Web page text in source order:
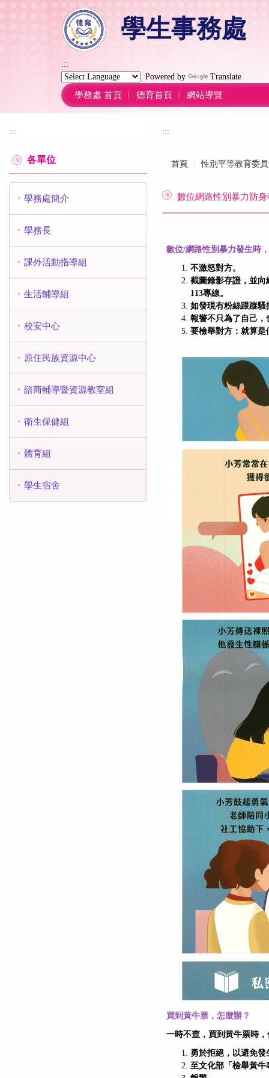
學生事務處
:::
Powered by
Translate
學務處 首頁 德育首頁 網站導覽
:::
各單位
學務處簡介
學務長
課外活動指導組
生活輔導組
校安中心
原住民族資源中心
諮商輔導暨資源教室組
衛生保健組
體育組
學生宿舍
:::
首頁 性別平等教育委
數位網路性別暴力防
數位/網路性別暴力發生時
不激怒對方。
截圖錄影存證，並
113專線。
如發現有粉絲跟蹤
報警不只為了自己
要檢舉對方：就算
買到黃牛票，怎麼辦？
一時不查，買到黃牛票時
勇於拒絕，以避免
至文化部「檢舉黃